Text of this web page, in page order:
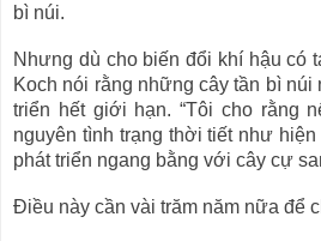
bì núi.
Nhưng dù cho biến đổi khí hậu có
Koch nói rằng những cây tần bì
triển hết giới hạn. “Tôi cho rằng
nguyên tình trạng thời tiết như
phát triển ngang bằng với cây cự
Điều này cần vài trăm năm nữa để